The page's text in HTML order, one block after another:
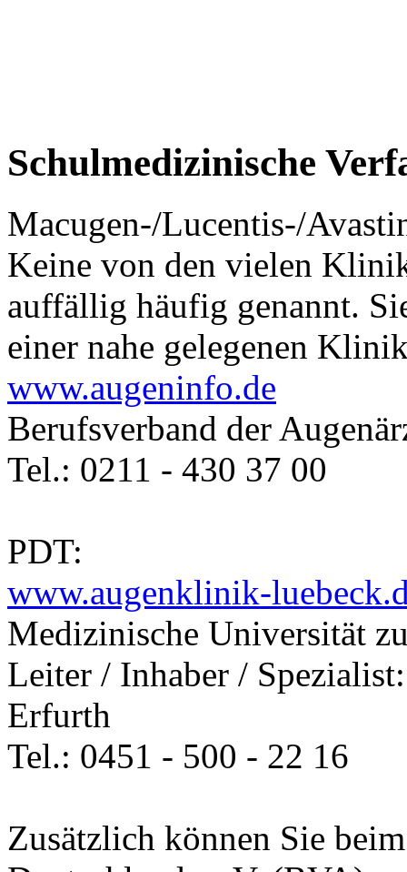
Schulmedizinische
Macugen-/Lucentis-/
Keine von den vielen
auffällig häufig genannt.
einer nahe gelegenen
www.augeninfo.de
Berufsverband der
Tel.: 0211 - 430 37 00
PDT:
www.augenklinik-
Medizinische Universität
Leiter / Inhaber /
Erfurth
Tel.: 0451 - 500 - 22 16
Zusätzlich können Sie